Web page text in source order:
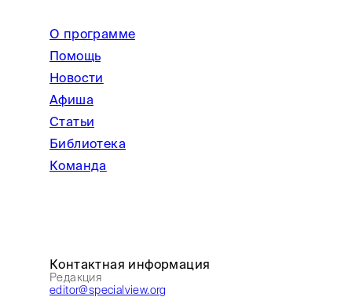
О программе
Помощь
Новости
Афиша
Статьи
Библиотека
Команда
Контактная информация
Редакция
editor@specialview.org